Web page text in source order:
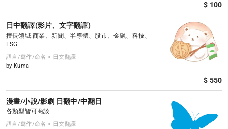
$ 100
日中翻譯(影片、文字翻譯)
擅長領域:商業、新聞、半導體、股市、金融、科技、
ESG
語言/寫作/命名 > 日文翻譯
by Kuma
$ 550
漫畫/小說/影劇 日翻中/中翻日
各類型皆可商談
語言/寫作/命名 > 日文翻譯